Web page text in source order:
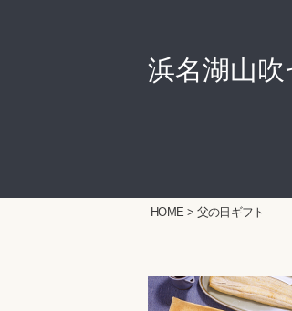
HOME > 父の日ギフト